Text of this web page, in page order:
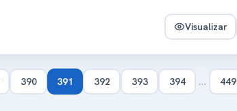
Visualizar
390 391 392 393 394 … 449